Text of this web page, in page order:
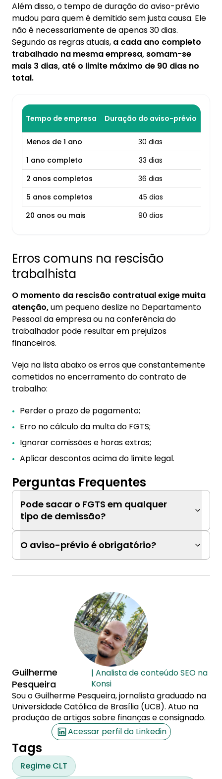
Além disso, o tempo de duração do aviso-prévio
mudou para quem é demitido sem justa causa. Ele
não é necessariamente de apenas 30 dias.
Segundo as regras atuais, a cada ano completo
trabalhado na mesma empresa, somam-se
mais 3 dias, até o limite máximo de 90 dias no
total.
Tempo de empresa Duração do aviso-prévio
Menos de 1 ano
30 dias
1 ano completo
33 dias
2 anos completos
36 dias
5 anos completos
45 dias
20 anos ou mais
90 dias
Erros comuns na rescisão
trabalhista
O momento da rescisão contratual exige muita
atenção,um pequeno deslize no Departamento
Pessoal da empresa ou na conferência do
trabalhador pode resultar em prejuízos
financeiros.
Veja na lista abaixo os erros que constantemente
cometidos no encerramento do contrato de
trabalho:
Perder o prazo de pagamento;
Erro no cálculo da multa do FGTS;
Ignorar comissões e horas extras;
Aplicar descontos acima do limite legal.
Perguntas Frequentes
Pode sacar o FGTS em qualquer
tipo de demissão?
O aviso-prévio é obrigatório?
Guilherme
Pesqueira
| Analista de conteúdo SEO na
Konsi
Sou o Guilherme Pesqueira, jornalista graduado na
Universidade Católica de Brasília (UCB). Atuo na
produção de artigos sobre finanças e consignado.
Acessar perfil do Linkedin
Tags
Regime CLT